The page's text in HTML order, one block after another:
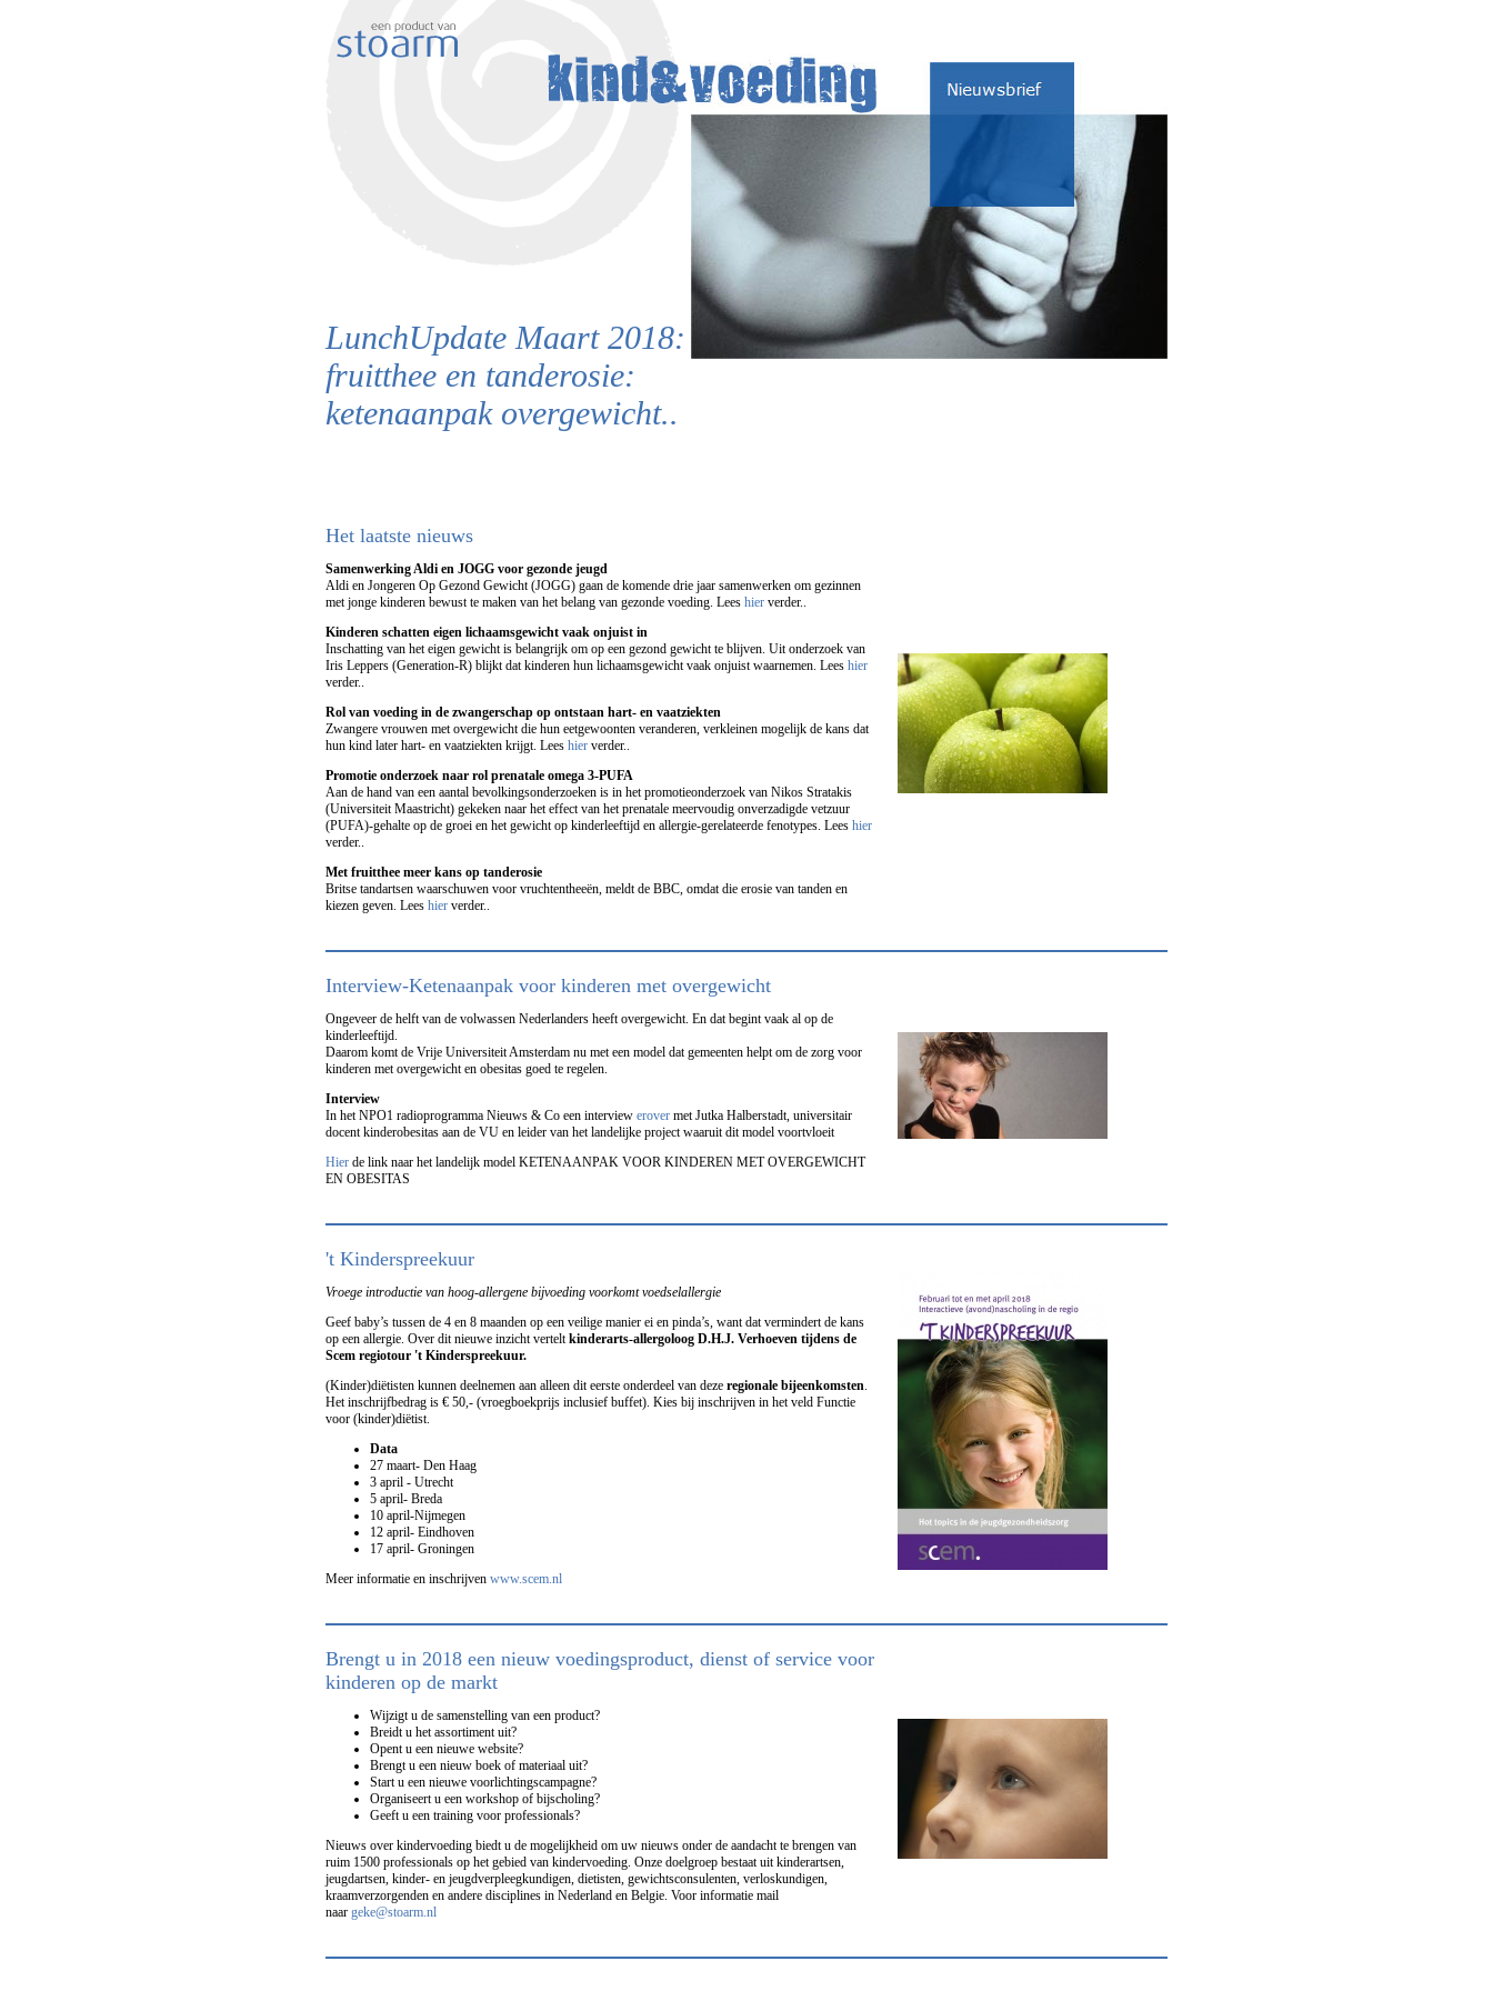
LunchUpdate Maart 2018:
fruitthee en tanderosie:
ketenaanpak overgewicht..
Het laatste nieuws
Samenwerking Aldi en JOGG voor gezonde jeugd
Aldi en Jongeren Op Gezond Gewicht (JOGG) gaan de komende drie jaar samenwerken om gezinnen
met jonge kinderen bewust te maken van het belang van gezonde voeding. Lees hier verder..
Kinderen schatten eigen lichaamsgewicht vaak onjuist in
Inschatting van het eigen gewicht is belangrijk om op een gezond gewicht te blijven. Uit onderzoek van
Iris Leppers (Generation-R) blijkt dat kinderen hun lichaamsgewicht vaak onjuist waarnemen. Lees hier
verder..
Rol van voeding in de zwangerschap op ontstaan hart- en vaatziekten
Zwangere vrouwen met overgewicht die hun eetgewoonten veranderen, verkleinen mogelijk de kans dat
hun kind later hart- en vaatziekten krijgt. Lees hier verder..
Promotie onderzoek naar rol prenatale omega 3-PUFA
Aan de hand van een aantal bevolkingsonderzoeken is in het promotieonderzoek van Nikos Stratakis
(Universiteit Maastricht) gekeken naar het effect van het prenatale meervoudig onverzadigde vetzuur
(PUFA)-gehalte op de groei en het gewicht op kinderleeftijd en allergie-gerelateerde fenotypes. Lees hier
verder..
Met fruitthee meer kans op tanderosie
Britse tandartsen waarschuwen voor vruchtentheeën, meldt de BBC, omdat die erosie van tanden en
kiezen geven. Lees hier verder..
Interview-Ketenaanpak voor kinderen met overgewicht
Ongeveer de helft van de volwassen Nederlanders heeft overgewicht. En dat begint vaak al op de
kinderleeftijd.
Daarom komt de Vrije Universiteit Amsterdam nu met een model dat gemeenten helpt om de zorg voor
kinderen met overgewicht en obesitas goed te regelen.
Interview
In het NPO1 radioprogramma Nieuws & Co een interview erover met Jutka Halberstadt, universitair
docent kinderobesitas aan de VU en leider van het landelijke project waaruit dit model voortvloeit
Hier de link naar het landelijk model KETENAANPAK VOOR KINDEREN MET OVERGEWICHT
EN OBESITAS
't Kinderspreekuur
Vroege introductie van hoog-allergene bijvoeding voorkomt voedselallergie
Geef baby’s tussen de 4 en 8 maanden op een veilige manier ei en pinda’s, want dat vermindert de kans
op een allergie. Over dit nieuwe inzicht verteltkinderarts-allergoloog D.H.J. Verhoeven tijdens de
Scem regiotour 't Kinderspreekuur.
(Kinder)diëtisten kunnen deelnemen aan alleen dit eerste onderdeel van deze regionale bijeenkomsten.
Het inschrijfbedrag is € 50,- (vroegboekprijs inclusief buffet). Kies bij inschrijven in het veld Functie
voor (kinder)diëtist.
Data
27 maart- Den Haag
3 april - Utrecht
5 april- Breda
10 april-Nijmegen
12 april- Eindhoven
17 april- Groningen
Meer informatie en inschrijven www.scem.nl
Brengt u in 2018 een nieuw voedingsproduct, dienst of service voor
kinderen op de markt
Wijzigt u de samenstelling van een product?
Breidt u het assortiment uit?
Opent u een nieuwe website?
Brengt u een nieuw boek of materiaal uit?
Start u een nieuwe voorlichtingscampagne?
Organiseert u een workshop of bijscholing?
Geeft u een training voor professionals?
Nieuws over kindervoeding biedt u de mogelijkheid om uw nieuws onder de aandacht te brengen van
ruim 1500 professionals op het gebied van kindervoeding. Onze doelgroep bestaat uit kinderartsen,
jeugdartsen, kinder- en jeugdverpleegkundigen, dietisten, gewichtsconsulenten, verloskundigen,
kraamverzorgenden en andere disciplines in Nederland en Belgie. Voor informatie mail
naar geke@stoarm.nl